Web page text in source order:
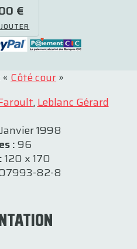
€
« Côté cour»
,Leblanc Gérard
Janvier 1998
:96
120 x 170
82-8